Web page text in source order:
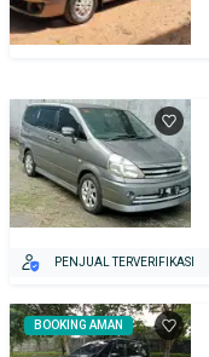
PENJUAL TERVERIFIKASI
BOOKING AMAN